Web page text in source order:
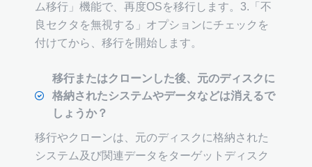
ム移行」機能で、再度OSを移行します。3.「不
良セクタを無視する」オプションにチェックを
付けてから、移行を開始します。
移行またはクローンした後、元のディスクに
格納されたシステムやデータなどは消えるで
しょうか？
移行やクローンは、元のディスクに格納された
システム及び関連データをターゲットディスク